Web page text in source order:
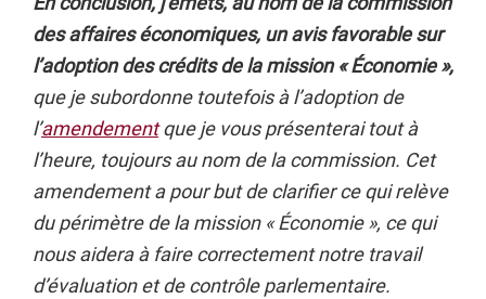
des affaires économiques, un avis favorable sur
l’adoption des crédits de la mission « Économie »,
que je subordonne toutefois à l’adoption de
l’amendementque je vous présenterai tout à
l’heure, toujours au nom de la commission. Cet
amendement a pour but de clarifier ce qui relève
du périmètre de la mission « Économie », ce qui
nous aidera à faire correctement notre travail
d’évaluation et de contrôle parlementaire.